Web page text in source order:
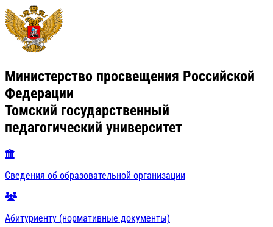
Министерство просвещения Российской
Федерации
Томский государственный
педагогический университет
Сведения об образовательной организации
Абитуриенту (нормативные документы)